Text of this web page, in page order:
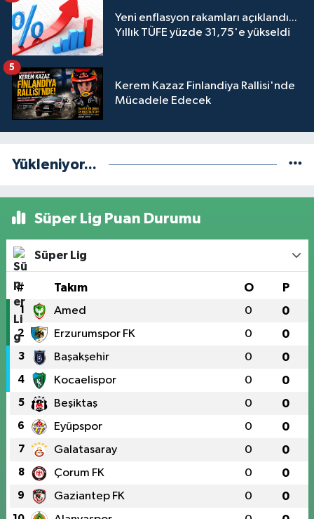
Yeni enflasyon rakamları açıklandı...
Yıllık TÜFE yüzde 31,75'e yükseldi
Kerem Kazaz Finlandiya Rallisi'nde
Mücadele Edecek
5
Yükleniyor...
Süper Lig Puan Durumu
Süper Lig
# Takım O P
1 Amed 0 0
2 Erzurumspor FK 0 0
3 Başakşehir 0 0
4 Kocaelispor 0 0
5 Beşiktaş 0 0
6 Eyüpspor 0 0
7 Galatasaray 0 0
8 Çorum FK 0 0
9 Gaziantep FK 0 0